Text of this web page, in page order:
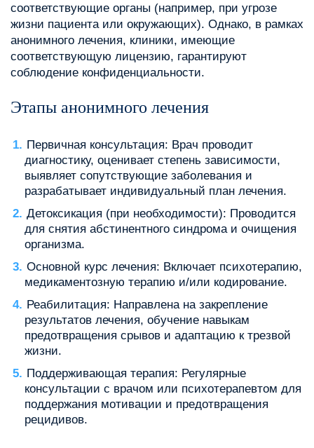
соответствующие органы (например, при угрозе
жизни пациента или окружающих). Однако, в рамках
анонимного лечения, клиники, имеющие
соответствующую лицензию, гарантируют
соблюдение конфиденциальности.
Этапы анонимного лечения
Первичная консультация: Врач проводит
диагностику, оценивает степень зависимости,
выявляет сопутствующие заболевания и
разрабатывает индивидуальный план лечения.
Детоксикация (при необходимости): Проводится
для снятия абстинентного синдрома и очищения
организма.
Основной курс лечения: Включает психотерапию,
медикаментозную терапию и/или кодирование.
Реабилитация: Направлена на закрепление
результатов лечения, обучение навыкам
предотвращения срывов и адаптацию к трезвой
жизни.
Поддерживающая терапия: Регулярные
консультации с врачом или психотерапевтом для
поддержания мотивации и предотвращения
рецидивов.